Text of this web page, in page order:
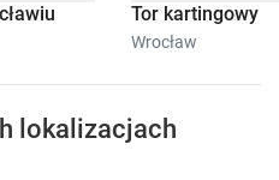
Tor kartingowy
Wrocław
lokalizacjach